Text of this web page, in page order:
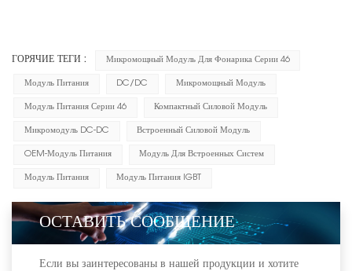
ГОРЯЧИЕ ТЕГИ : Микромощный Модуль Для Фонарика Серии 46
Модуль Питания DC/DC Микромощный Модуль
Модуль Питания Серии 46 Компактный Силовой Модуль
Микромодуль DC-DC Встроенный Силовой Модуль
OEM-Модуль Питания Модуль Для Встроенных Систем
Модуль Питания Модуль Питания IGBT
ОСТАВИТЬ СООБЩЕНИЕ
Если вы заинтересованы в нашей продукции и хотите